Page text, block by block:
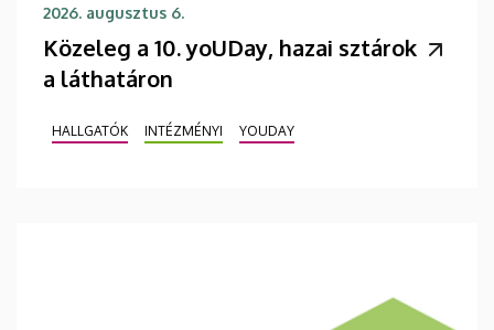
2026. augusztus 6.
Közeleg a 10. yoUDay, hazai sztárok
a láthatáron
HALLGATÓK INTÉZMÉNYI YOUDAY